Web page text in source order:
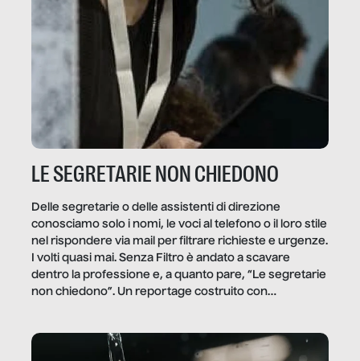
LE SEGRETARIE NON CHIEDONO
Delle segretarie o delle assistenti di direzione
conosciamo solo i nomi, le voci al telefono o il loro stile
nel rispondere via mail per filtrare richieste e urgenze.
I volti quasi mai. Senza Filtro è andato a scavare
dentro la professione e, a quanto pare, “Le segretarie
non chiedono”. Un reportage costruito con